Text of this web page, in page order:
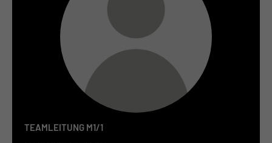
TEAMLEITUNG M1/1